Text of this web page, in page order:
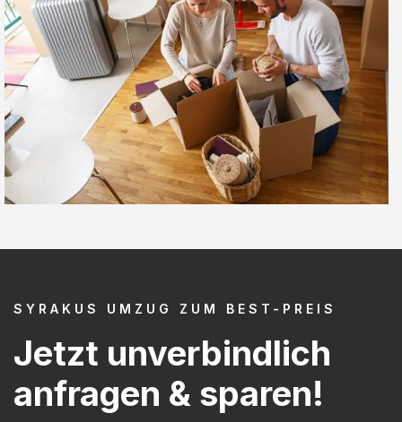
SYRAKUS UMZUG ZUM BEST-PREIS
Jetzt unverbindlich
anfragen & sparen!